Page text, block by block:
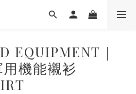
EQUIPMENT｜
機能襯衫